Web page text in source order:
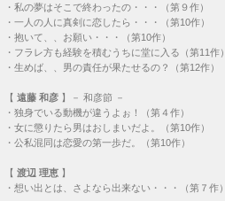
・ 私の夢はそこで終わったの・・・（第９作）
・ 一人の人に真剣に恋したら・・・（第10作）
・ 抱いて、、お願い・・・（第10作）
・ フラレ方も経験を積むうちに堂に入る（第11作）
・ 生めば、、男の責任が果たせるの？（第12作）
【 遠藤 和彦 】－ 和彦節 －
・ 独身でいる動機が違うよぉ！（第４作）
・ 女に懲りたら男はおしまいだよ。（第10作）
・ 公私混同は恋愛の第一歩だ。（第10作）
【 渡辺 理恵 】
・ 想い出とは、さよなら出来ない・・・（第７作）